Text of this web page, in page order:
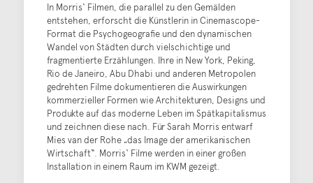
In Morris‘ Filmen, die parallel zu den Gemälden
entstehen, erforscht die Künstlerin in Cinemascope-
Format die Psychogeografie und den dynamischen
Wandel von Städten durch vielschichtige und
fragmentierte Erzählungen. Ihre in New York, Peking,
Rio de Janeiro, Abu Dhabi und anderen Metropolen
gedrehten Filme dokumentieren die Auswirkungen
kommerzieller Formen wie Architekturen, Designs und
Produkte auf das moderne Leben im Spätkapitalismus
und zeichnen diese nach. Für Sarah Morris entwarf
Mies van der Rohe „das Image der amerikanischen
Wirtschaft“. Morris‘ Filme werden in einer großen
Installation in einem Raum im KWM gezeigt.